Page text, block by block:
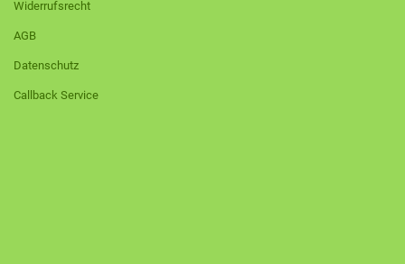
Widerrufsrecht
AGB
Datenschutz
Callback Service